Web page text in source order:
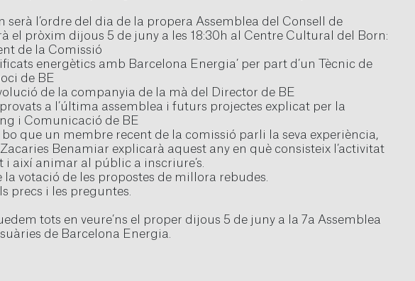
l’ordre del dia de la propera Assemblea del Consell de
el pròxim dijous 5 de juny a les 18:30h al Centre Cultural del Born:
de la Comissió
energètics amb Barcelona Energia’ per part d’un Tècnic de
de BE
de la companyia de la mà del Director de BE
a l’última assemblea i futurs projectes explicat per la
i Comunicació de BE
que un membre recent de la comissió parli la seva experiència,
Benamiar explicarà aquest any en què consisteix l’activitat
així animar al públic a inscriure’s.
votació de les propostes de millora rebudes.
precs i les preguntes.
tots en veure’ns el proper dijous 5 de juny a la 7a Assemblea
de Barcelona Energia.